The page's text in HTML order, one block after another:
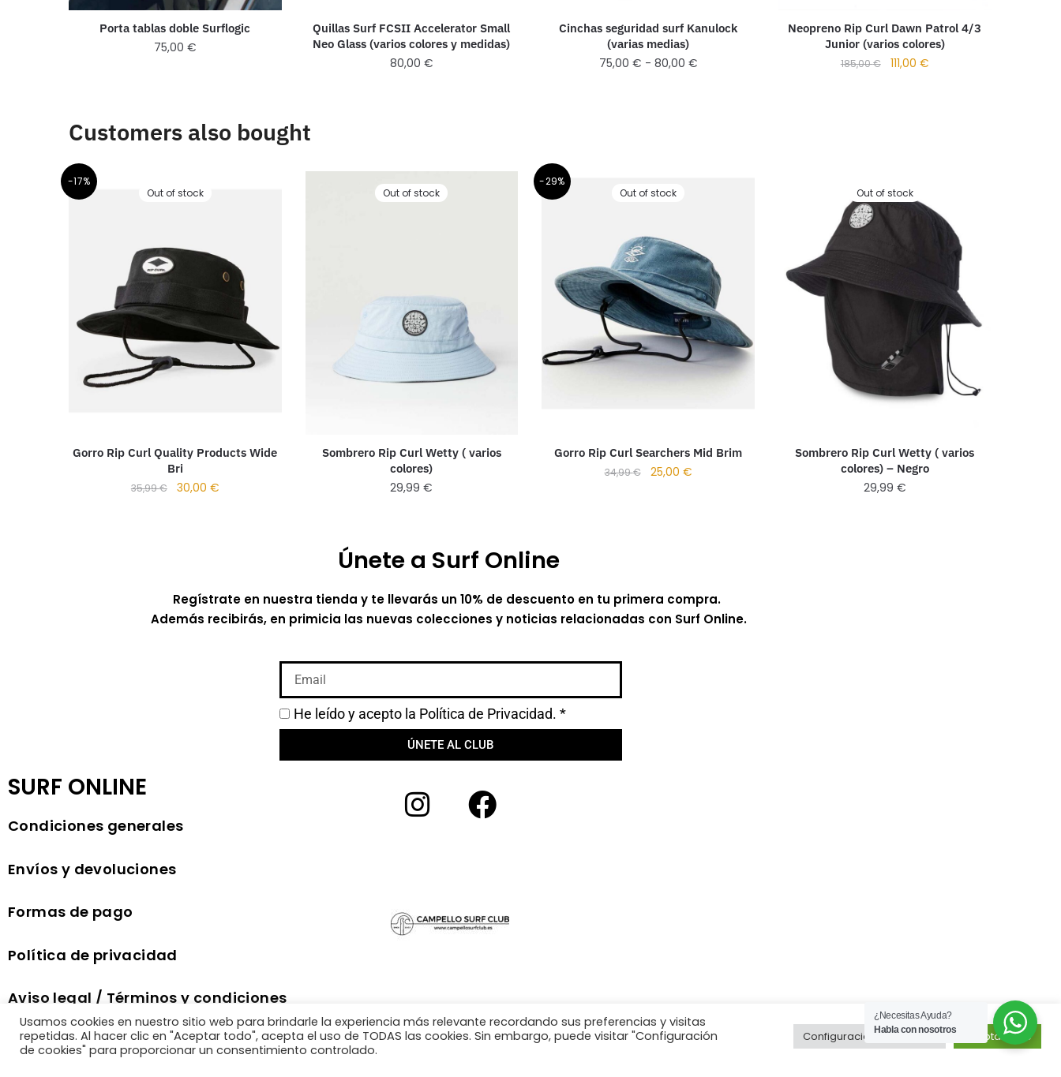
Porta tablas doble Surflogic
75,00 €
Quillas Surf FCSII Accelerator Small
Neo Glass (varios colores y medidas)
80,00 €
Cinchas seguridad surf Kanulock
(varias medias)
75,00 € - 80,00 €
Neopreno Rip Curl Dawn Patrol 4/3
Junior (varios colores)
185,00€ 111,00 €
Customers also bought
-17%
Out of stock
Gorro Rip Curl Quality Products Wide
Bri
35,99€ 30,00 €
Out of stock
Sombrero Rip Curl Wetty ( varios
colores)
29,99€
-29%
Out of stock
Gorro Rip Curl Searchers Mid Brim
34,99€ 25,00 €
Out of stock
Sombrero Rip Curl Wetty ( varios
colores) – Negro
29,99 €
Únete a Surf Online
Regístrate en nuestra tienda y te llevarás un 10% de descuento en tu primera compra.
Además recibirás, en primicia las nuevas colecciones y noticias relacionadas con Surf Online.
He leído y acepto la Política de Privacidad. *
ÚNETE AL CLUB
SURF ONLINE
Condiciones generales
Envíos y devoluciones
Formas de pago
Política de privacidad
Aviso legal / Términos y condiciones
comercio electrónico
Política de cookies
Usamos cookies en nuestro sitio web para brindarle la experiencia más relevante recordando sus preferencias y visitas
repetidas. Al hacer clic en "Aceptar todo", acepta el uso de TODAS las cookies. Sin embargo, puede visitar "Configuración
de cookies" para proporcionar un consentimiento controlado.
Configuración de cookies Aceptar todo
¿Necesitas Ayuda?
Habla con nosotros